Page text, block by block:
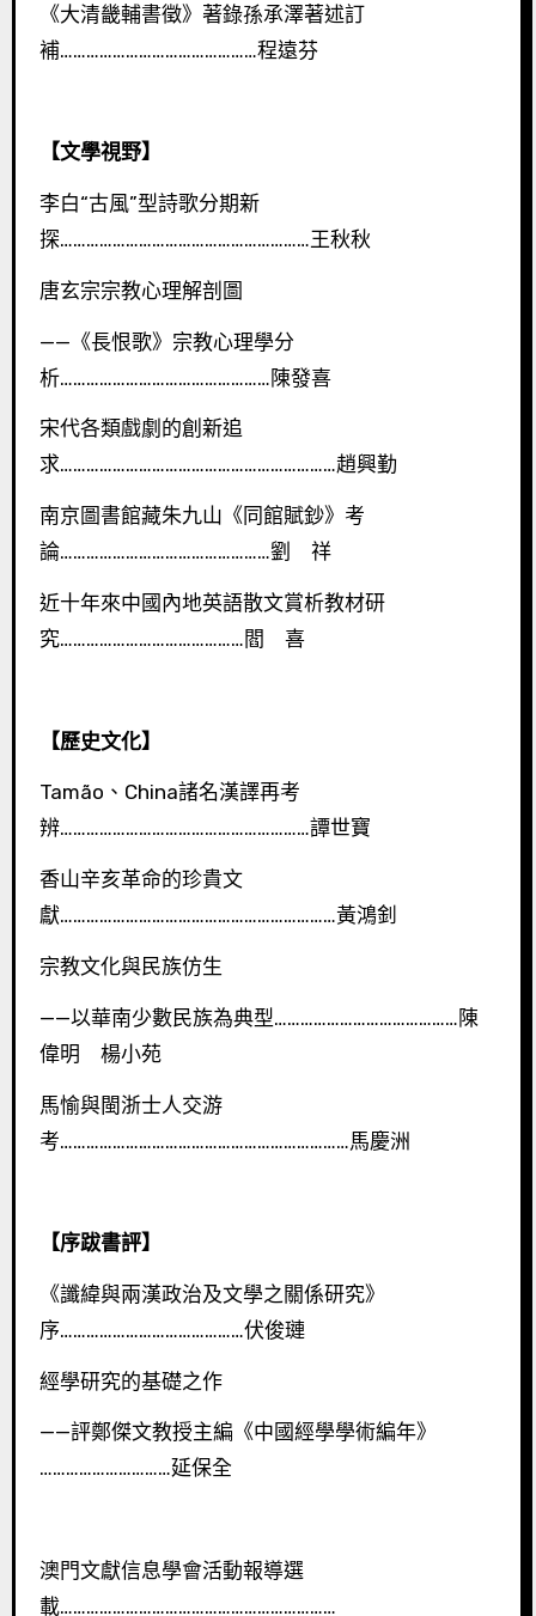
《大清畿輔書徵》著錄孫承澤著述訂
補………………………………………程遠芬
【文學視野】
李白“古風”型詩歌分期新
探…………………………………………………王秋秋
唐玄宗宗教心理解剖圖
——《長恨歌》宗教心理學分
析…………………………………………陳發喜
宋代各類戲劇的創新追
求………………………………………………………趙興勤
南京圖書館藏朱九山《同館賦鈔》考
論…………………………………………劉 祥
近十年來中國內地英語散文賞析教材研
究……………………………………閻 喜
【歷史文化】
Tamão、China諸名漢譯再考
辨…………………………………………………譚世寶
香山辛亥革命的珍貴文
獻………………………………………………………黃鴻釗
宗教文化與民族仿生
——以華南少數民族為典型……………………………………陳
偉明 楊小苑
馬愉與閩浙士人交游
考…………………………………………………………馬慶洲
【序跋書評】
《讖緯與兩漢政治及文學之關係研究》
序……………………………………伏俊璉
經學研究的基礎之作
——評鄭傑文教授主編《中國經學學術編年》
…………………………延保全
澳門文獻信息學會活動報導選
載………………………………………………………